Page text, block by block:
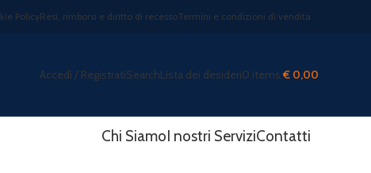
PolicyResi, rimborsi e diritto di recessoTermini e condizioni di vendita
Accedi / RegistratiSearchLista dei desideri0 items € 0,00
Chi SiamoI nostri ServiziContatti